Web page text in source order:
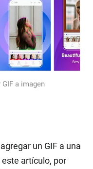
a imagen
un GIF a una
artículo, por